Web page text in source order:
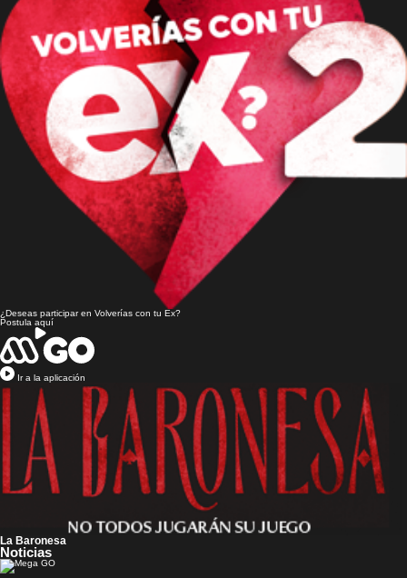
¿Deseas participar en Volverías con tu Ex?
Postula aquí
Ir a la aplicación
La Baronesa
Noticias